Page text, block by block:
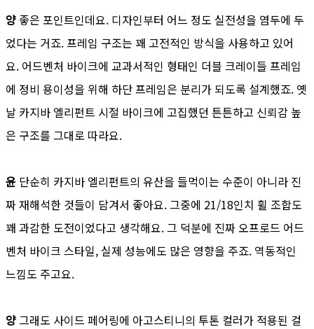
양 좋은 포인트인데요. 디자인부터 어느 정도 실전성을 염두에 두
었다는 거죠. 프레임 구조는 꽤 고전적인 방식을 사용하고 있어
요. 어드벤처 바이크에 교과서적인 형태인 더블 크레이들 프레임
에 정비 용이성을 위해 하단 프레임은 분리가 되도록 설계했죠. 옛
날 카지바 엘리펀트 시절 바이크에 고집했던 튼튼하고 신뢰감 높
은 구조를 그대로 따라요.
윤 단순히 카지바 엘리펀트의 유산을 들먹이는 수준이 아니라 진
짜 재해석한 것들이 담겨서 좋아요. 그중에 21/18인치 휠 조합도
꽤 과감한 도전이었다고 생각해요. 그 덕분에 진짜 오프로드 어드
벤처 바이크 스타일, 실제 성능에도 많은 영향을 주죠. 역동적인
느낌도 주고요.
양 그래도 사이드 페어링에 아고스티니의 투톤 컬러가 적용된 걸